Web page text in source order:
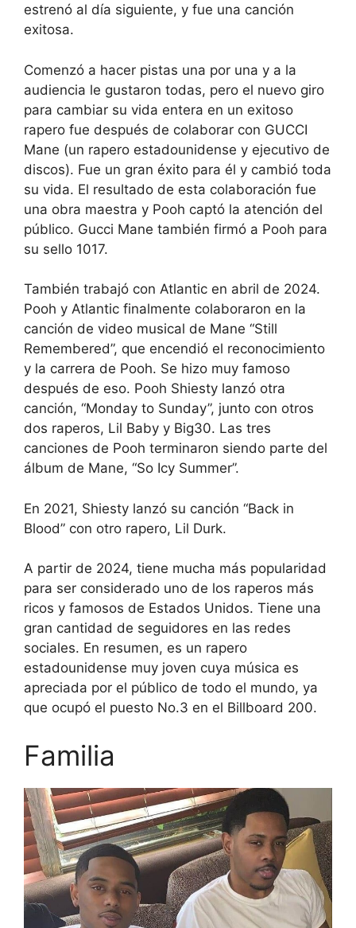
estrenó al día siguiente, y fue una canción
exitosa.
Comenzó a hacer pistas una por una y a la
audiencia le gustaron todas, pero el nuevo giro
para cambiar su vida entera en un exitoso
rapero fue después de colaborar con GUCCI
Mane (un rapero estadounidense y ejecutivo de
discos). Fue un gran éxito para él y cambió toda
su vida. El resultado de esta colaboración fue
una obra maestra y Pooh captó la atención del
público. Gucci Mane también firmó a Pooh para
su sello 1017.
También trabajó con Atlantic en abril de 2024.
Pooh y Atlantic finalmente colaboraron en la
canción de video musical de Mane “Still
Remembered”, que encendió el reconocimiento
y la carrera de Pooh. Se hizo muy famoso
después de eso. Pooh Shiesty lanzó otra
canción, “Monday to Sunday”, junto con otros
dos raperos, Lil Baby y Big30. Las tres
canciones de Pooh terminaron siendo parte del
álbum de Mane, “So Icy Summer”.
En 2021, Shiesty lanzó su canción “Back in
Blood” con otro rapero, Lil Durk.
A partir de 2024, tiene mucha más popularidad
para ser considerado uno de los raperos más
ricos y famosos de Estados Unidos. Tiene una
gran cantidad de seguidores en las redes
sociales. En resumen, es un rapero
estadounidense muy joven cuya música es
apreciada por el público de todo el mundo, ya
que ocupó el puesto No.3 en el Billboard 200.
Familia